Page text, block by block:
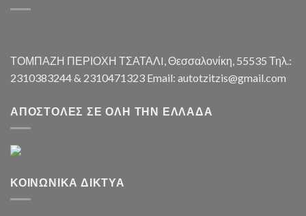
ΤΟΜΠΑΖΗ ΠΕΡΙΟΧΗ ΤΣΑΤΑΛI, Θεσσαλονίκη, 55535 Τηλ.:
2310383244 & 2310471323 Email: autotzitzis@gmail.com
ΑΠΟΣΤΟΛΈΣ ΣΕ ΌΛΗ ΤΗΝ ΕΛΛΆΔΑ
ΚΟΙΝΩΝΙΚΆ ΔΊΚΤΥΑ